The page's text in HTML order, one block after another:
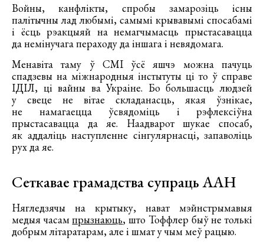
Войны, канфлікты, спробы замарозіць існы
палітычны лад любымі, самымі крывавымі спосабамі
і ёсць рэакцыяй на немагчымасць прыстасавацца
да немінучага пераходу да іншага і невядомага.
Менавіта таму ў СМІ ўсё яшчэ можна пачуць
спадзевы на міжнародныя інстытуты ці то ў справе
ІДІЛ, ці вайны ва Украіне. Бо большасць людзей
у свеце не вітае складанасць, якая ўзнікае,
не намагаецца ўсвядоміць і рэфлексіўна
прыстасавацца да яе. Наадварот шукае спосаб,
як аддаліць наступленне сінгулярнасці, запаволіць
рух да яе.
Сеткавае грамадства супраць ААН
Нягледзячы на крытыку, нават мэйнстрымавыя
медыя часампрызнаюць, што Тоффлер быў не толькі
добрым літаратарам, але і шмат у чым меў рацыю.